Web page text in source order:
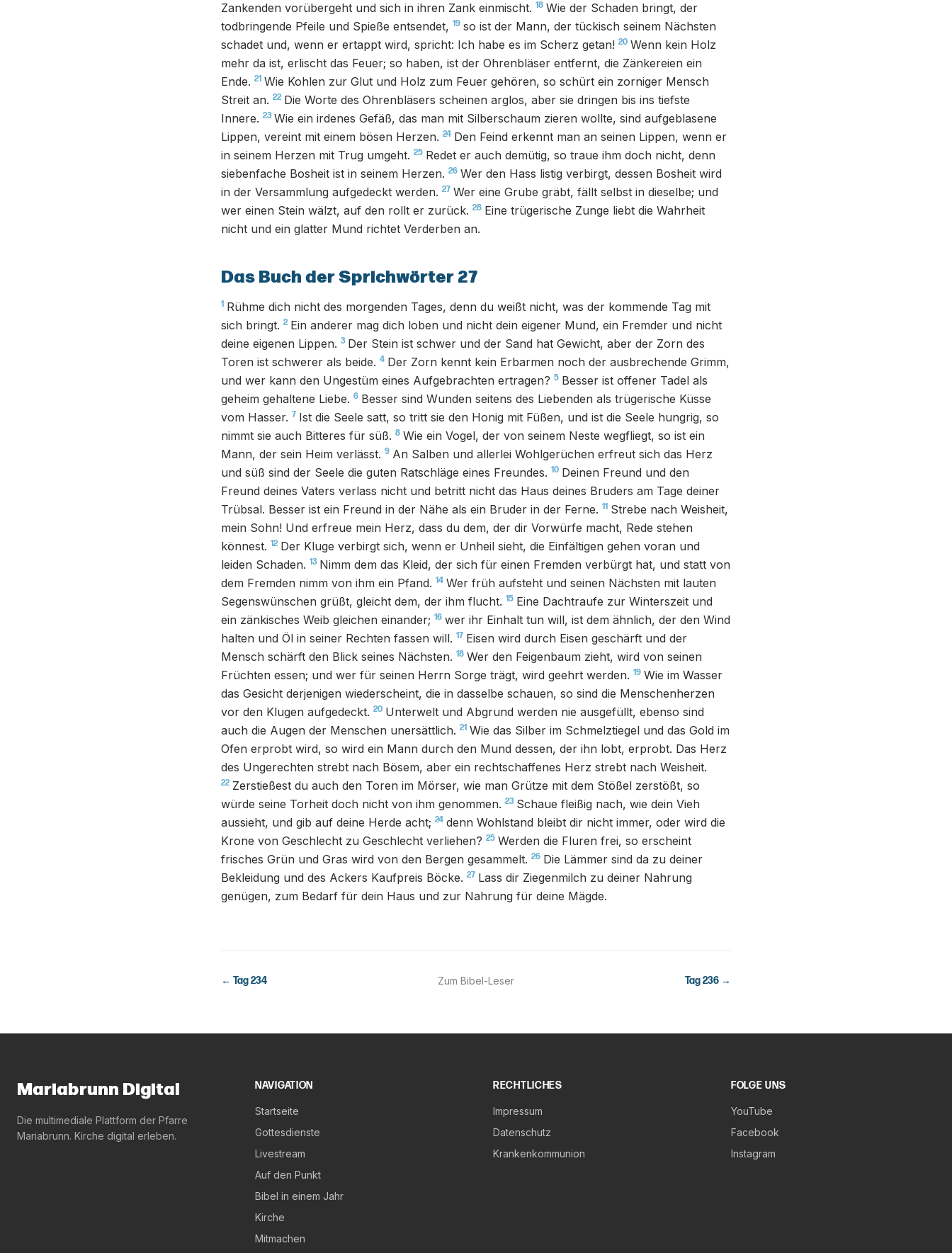
Zankenden vorübergeht und sich in ihren Zank einmischt. 18 Wie der Schaden bringt, der
todbringende Pfeile und Spieße entsendet, 19 so ist der Mann, der tückisch seinem Nächsten
schadet und, wenn er ertappt wird, spricht: Ich habe es im Scherz getan! 20 Wenn kein Holz
mehr da ist, erlischt das Feuer; so haben, ist der Ohrenbläser entfernt, die Zänkereien ein
Ende. 21 Wie Kohlen zur Glut und Holz zum Feuer gehören, so schürt ein zorniger Mensch
Streit an. 22 Die Worte des Ohrenbläsers scheinen arglos, aber sie dringen bis ins tiefste
Innere. 23 Wie ein irdenes Gefäß, das man mit Silberschaum zieren wollte, sind aufgeblasene
Lippen, vereint mit einem bösen Herzen. 24 Den Feind erkennt man an seinen Lippen, wenn er
in seinem Herzen mit Trug umgeht. 25 Redet er auch demütig, so traue ihm doch nicht, denn
siebenfache Bosheit ist in seinem Herzen. 26 Wer den Hass listig verbirgt, dessen Bosheit wird
in der Versammlung aufgedeckt werden. 27 Wer eine Grube gräbt, fällt selbst in dieselbe; und
wer einen Stein wälzt, auf den rollt er zurück. 28 Eine trügerische Zunge liebt die Wahrheit
nicht und ein glatter Mund richtet Verderben an.
Das Buch der Sprichwörter 27
1 Rühme dich nicht des morgenden Tages, denn du weißt nicht, was der kommende Tag mit
sich bringt. 2 Ein anderer mag dich loben und nicht dein eigener Mund, ein Fremder und nicht
deine eigenen Lippen. 3 Der Stein ist schwer und der Sand hat Gewicht, aber der Zorn des
Toren ist schwerer als beide. 4 Der Zorn kennt kein Erbarmen noch der ausbrechende Grimm,
und wer kann den Ungestüm eines Aufgebrachten ertragen? 5 Besser ist offener Tadel als
geheim gehaltene Liebe. 6 Besser sind Wunden seitens des Liebenden als trügerische Küsse
vom Hasser. 7 Ist die Seele satt, so tritt sie den Honig mit Füßen, und ist die Seele hungrig, so
nimmt sie auch Bitteres für süß. 8 Wie ein Vogel, der von seinem Neste wegfliegt, so ist ein
Mann, der sein Heim verlässt. 9 An Salben und allerlei Wohlgerüchen erfreut sich das Herz
und süß sind der Seele die guten Ratschläge eines Freundes. 10 Deinen Freund und den
Freund deines Vaters verlass nicht und betritt nicht das Haus deines Bruders am Tage deiner
Trübsal. Besser ist ein Freund in der Nähe als ein Bruder in der Ferne. 11 Strebe nach Weisheit,
mein Sohn! Und erfreue mein Herz, dass du dem, der dir Vorwürfe macht, Rede stehen
könnest. 12 Der Kluge verbirgt sich, wenn er Unheil sieht, die Einfältigen gehen voran und
leiden Schaden. 13 Nimm dem das Kleid, der sich für einen Fremden verbürgt hat, und statt von
dem Fremden nimm von ihm ein Pfand. 14 Wer früh aufsteht und seinen Nächsten mit lauten
Segenswünschen grüßt, gleicht dem, der ihm flucht. 15 Eine Dachtraufe zur Winterszeit und
ein zänkisches Weib gleichen einander; 16 wer ihr Einhalt tun will, ist dem ähnlich, der den Wind
halten und Öl in seiner Rechten fassen will. 17 Eisen wird durch Eisen geschärft und der
Mensch schärft den Blick seines Nächsten. 18 Wer den Feigenbaum zieht, wird von seinen
Früchten essen; und wer für seinen Herrn Sorge trägt, wird geehrt werden. 19 Wie im Wasser
das Gesicht derjenigen wiederscheint, die in dasselbe schauen, so sind die Menschenherzen
vor den Klugen aufgedeckt. 20 Unterwelt und Abgrund werden nie ausgefüllt, ebenso sind
auch die Augen der Menschen unersättlich. 21 Wie das Silber im Schmelztiegel und das Gold im
Ofen erprobt wird, so wird ein Mann durch den Mund dessen, der ihn lobt, erprobt. Das Herz
des Ungerechten strebt nach Bösem, aber ein rechtschaffenes Herz strebt nach Weisheit.
22 Zerstießest du auch den Toren im Mörser, wie man Grütze mit dem Stößel zerstößt, so
würde seine Torheit doch nicht von ihm genommen. 23 Schaue fleißig nach, wie dein Vieh
aussieht, und gib auf deine Herde acht; 24 denn Wohlstand bleibt dir nicht immer, oder wird die
Krone von Geschlecht zu Geschlecht verliehen? 25 Werden die Fluren frei, so erscheint
frisches Grün und Gras wird von den Bergen gesammelt. 26 Die Lämmer sind da zu deiner
Bekleidung und des Ackers Kaufpreis Böcke. 27 Lass dir Ziegenmilch zu deiner Nahrung
genügen, zum Bedarf für dein Haus und zur Nahrung für deine Mägde.
← Tag234 Zum Bibel-Leser Tag236 →
Mariabrunn Digital
Die multimediale Plattform der Pfarre
Mariabrunn. Kirche digital erleben.
NAVIGATION
Startseite
Gottesdienste
Livestream
Auf den Punkt
Bibel in einem Jahr
Kirche
Mitmachen
RECHTLICHES
Impressum
Datenschutz
Krankenkommunion
FOLGE UNS
YouTube
Facebook
Instagram